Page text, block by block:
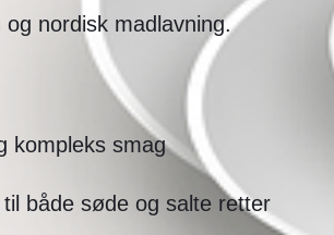
og nordisk madlavning.
kompleks smag
både søde og salte retter